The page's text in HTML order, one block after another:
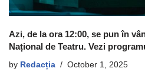
Azi, de la ora 12:00, se pun în
Național de Teatru. Vezi
by Redacția October 1, 2025